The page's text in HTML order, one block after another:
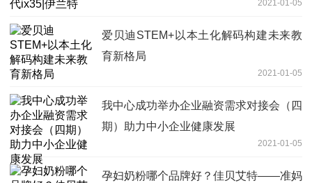
2021-01-05
爱贝迪STEM+以本土化解码构建未来教
育新格局
2021-01-05
我中心成功举办企业融资需求对接会（四
期）助力中小企业健康发展
2021-01-05
孕妇奶粉哪个品牌好？佳贝艾特——准妈